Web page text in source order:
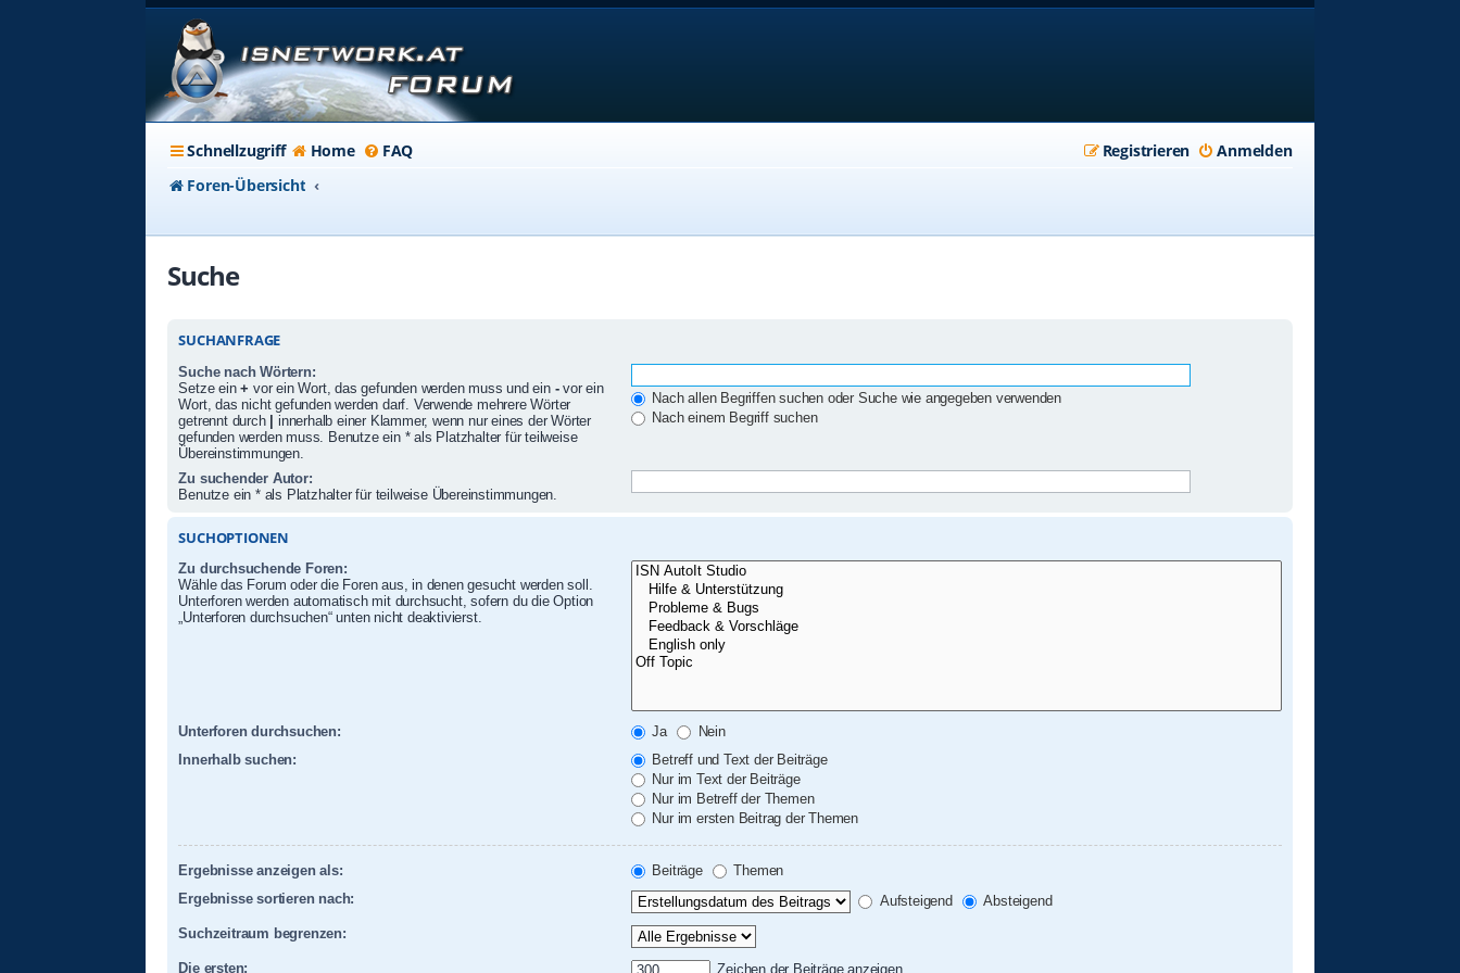
Schnellzugriff Home FAQ Anmelden
Registrieren
Foren-Übersicht
Suche
SUCHANFRAGE
Suche nach Wörtern:
Setze ein+ vor ein Wort, das gefunden werden muss und ein -vor ein
Wort, das nicht gefunden werden darf. Verwende mehrere Wörter
getrennt durch | innerhalb einer Klammer, wenn nur eines der Wörter
gefunden werden muss. Benutze ein * als Platzhalter für teilweise
Übereinstimmungen.
Nach allen Begriffen suchen oder Suche wie angegeben verwenden
Nach einem Begriff suchen
Zu suchender Autor:
Benutze ein * als Platzhalter für teilweise Übereinstimmungen.
SUCHOPTIONEN
Zu durchsuchende Foren:
Wähle das Forum oder die Foren aus, in denen gesucht werden soll.
Unterforen werden automatisch mit durchsucht, sofern du die Option
„Unterforen durchsuchen“ unten nicht deaktivierst.
Unterforen durchsuchen: Ja
Nein
Innerhalb suchen:
Betreff und Text der Beiträge
Nur im Text der Beiträge
Nur im Betreff der Themen
Nur im ersten Beitrag der Themen
Ergebnisse anzeigen als: Beiträge
Themen
Ergebnisse sortieren nach:
Aufsteigend Absteigend
Suchzeitraum begrenzen:
Die ersten: Zeichen der Beiträge anzeigen